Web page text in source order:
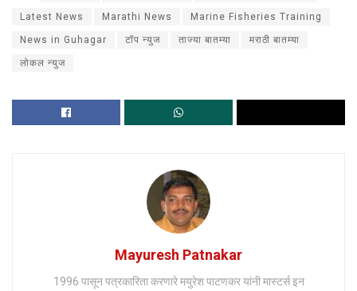
Latest News Marathi News Marine Fisheries Training
News in Guhagar टॉप न्युज ताज्या बातम्या मराठी बातम्या
लोकल न्युज
Mayuresh Patnakar
1996 पासून पत्रकारिता करणारे मयुरेश पाटणकर यांनी मास्टर्स इन